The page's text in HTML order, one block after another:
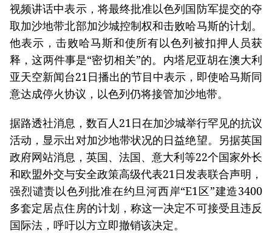
视频讲话中表示，将最终批准以色列国防军提交的夺
取加沙地带北部加沙城控制权和击败哈马斯的计划。
他表示，击败哈马斯和使所有以色列被扣押人员获
释，这两件事是“密切相关”的。内塔尼亚胡在澳大利
亚天空新闻台21日播出的节目中表示，即使哈马斯同
意达成停火协议，以色列仍将接管加沙地带。
据路透社消息，数百人21日在加沙城举行罕见的抗议
活动，显示出对加沙地带状况的日益绝望。另据英国
政府网站消息，英国、法国、意大利等22个国家外长
和欧盟外交与安全政策高级代表21日发表联合声明，
强烈谴责以色列批准在约旦河西岸“E1区”建造3400
多套定居点住房的计划，称这一决定不可接受且违反
国际法，呼吁以方立即撤销该决定。